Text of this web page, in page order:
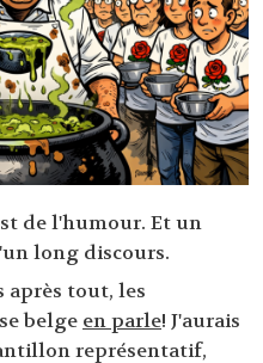
de l'humour. Et un
long discours.
après tout, les
belge en parle! J'aurais
représentatif,